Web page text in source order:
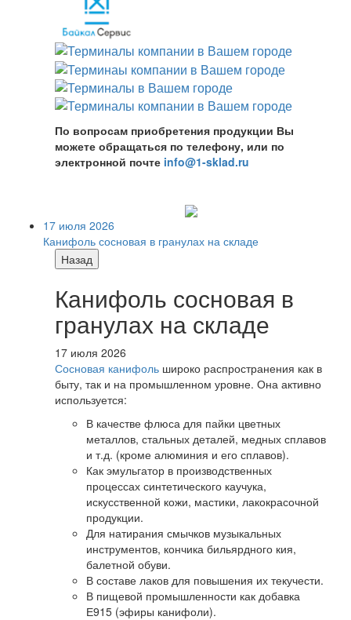
По вопросам приобретения продукции Вы
можете обращаться по телефону, или по
электронной почте info@1-sklad.ru
17 июля 2026
Канифоль сосновая в гранулах на складе
Назад
Канифоль сосновая в
гранулах на складе
17 июля 2026
Сосновая канифоль широко распространения как в
быту, так и на промышленном уровне. Она активно
используется:
В качестве флюса для пайки цветных
металлов, стальных деталей, медных сплавов
и т.д. (кроме алюминия и его сплавов).
Как эмульгатор в производственных
процессах синтетического каучука,
искусственной кожи, мастики, лакокрасочной
продукции.
Для натирания смычков музыкальных
инструментов, кончика бильярдного кия,
балетной обуви.
В составе лаков для повышения их текучести.
В пищевой промышленности как добавка
Е915 (эфиры канифоли).